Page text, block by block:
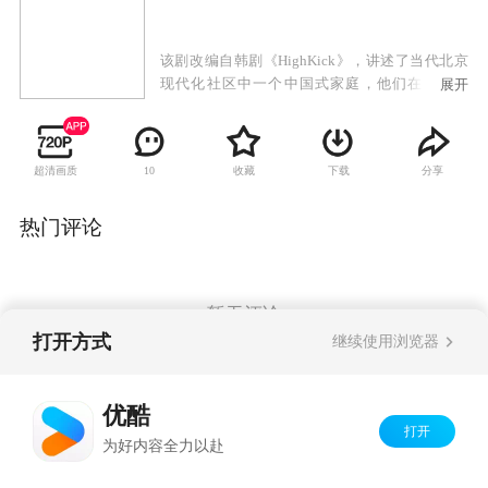
该剧改编自韩剧《HighKick》，讲述了当代北京
现代化社区中一个中国式家庭，他们在同事之
小故事。
展开
超清画质 10 收藏 下载 分享
热门评论
暂无评论
打开方式 继续使用浏览器
优酷
为好内容全力以赴
打开